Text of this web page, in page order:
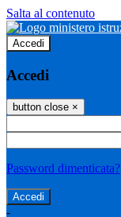
Salta al contenuto
Accedi
Accedi
button close ×
Password dimenticata?
-